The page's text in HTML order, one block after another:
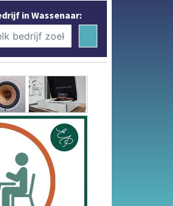
in Wassenaar: